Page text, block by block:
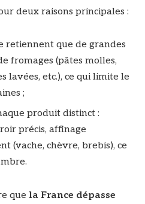
deux raisons principales :
retiennent que de grandes
fromages (pâtes molles,
lavées, etc.), ce qui limite le
;
produit distinct :
précis, affinage
(vache, chèvre, brebis), ce
que la France dépasse